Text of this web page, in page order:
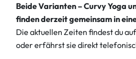
Beide Varianten – Curvy Yoga
finden derzeit gemeinsam in
Die aktuellen Zeiten findest du
oder erfährst sie direkt